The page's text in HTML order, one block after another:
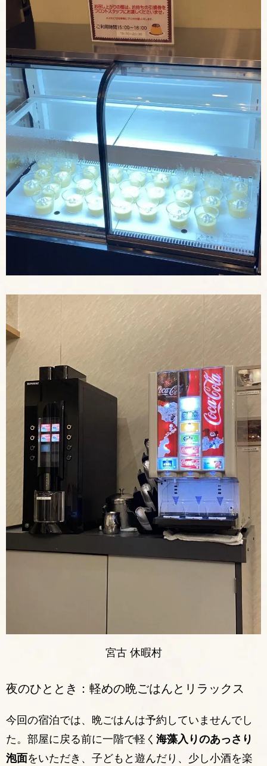
宮古 休暇村
夜のひととき：軽めの晩ごはんとリラックス
今回の宿泊では、晩ごはんは予約していませんでし
た。部屋に戻る前に一階で軽く 海藻入りのあっさり
泡面をいただき、子どもと遊んだり、少し小酒を楽